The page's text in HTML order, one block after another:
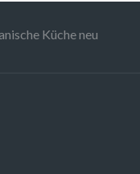
Küche neu